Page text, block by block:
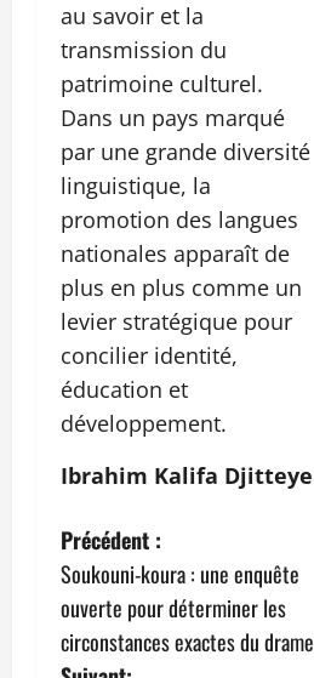
au savoir et la
transmission du
patrimoine culturel.
Dans un pays marqué
par une grande diversité
linguistique, la
promotion des langues
nationales apparaît de
plus en plus comme un
levier stratégique pour
concilier identité,
éducation et
développement.
Ibrahim Kalifa Djitteye
N
a
v
Précédent :
Soukouni-koura : une enquête
ouverte pour déterminer les
circonstances exactes du drame